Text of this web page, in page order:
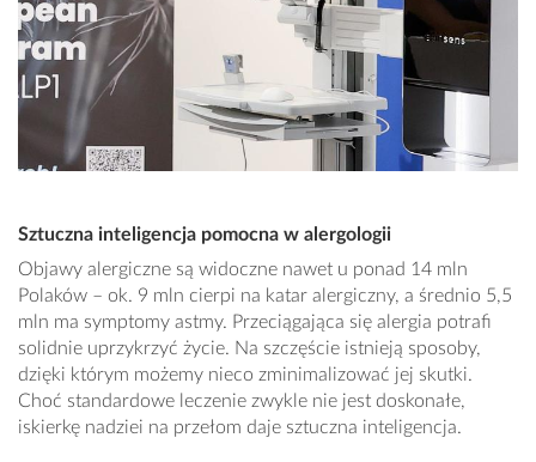
Sztuczna inteligencja pomocna w alergologii
Objawy alergiczne są widoczne nawet u ponad 14 mln
Polaków – ok. 9 mln cierpi na katar alergiczny, a średnio 5,5
mln ma symptomy astmy. Przeciągająca się alergia potrafi
solidnie uprzykrzyć życie. Na szczęście istnieją sposoby,
dzięki którym możemy nieco zminimalizować jej skutki.
Choć standardowe leczenie zwykle nie jest doskonałe,
iskierkę nadziei na przełom daje sztuczna inteligencja.